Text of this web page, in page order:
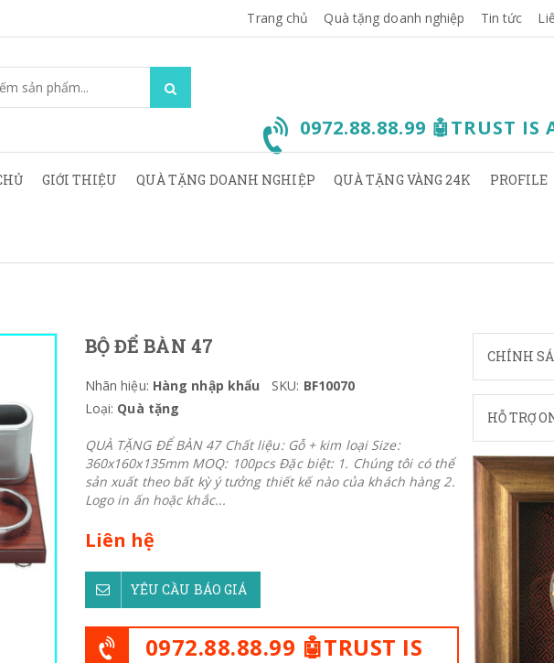
Trang chủ Quà tặng doanh nghiệp Tin tức
0972.88.88.99 🤖TRUST IS
GIỚI THIỆU QUÀ TẶNG DOANH NGHIỆP QUÀ TẶNG VÀNG 24K PROFILE
BỘ ĐỂ BÀN 47
Nhãn hiệu: Hàng nhập khẩu SKU: BF10070
Loại: Quà tặng
QUÀ TẶNG ĐỂ BÀN 47 Chất liệu: Gỗ + kim loại Size:
360x160x135mm MOQ: 100pcs Đặc biệt: 1. Chúng tôi có thể
sản xuất theo bất kỳ ý tưởng thiết kế nào của khách hàng 2.
Logo in ấn hoặc khắc...
Liên hệ
YÊU CẦU BÁO GIÁ
0972.88.88.99 🤖TRUST IS
CHÍNH
HỖ TRỢ